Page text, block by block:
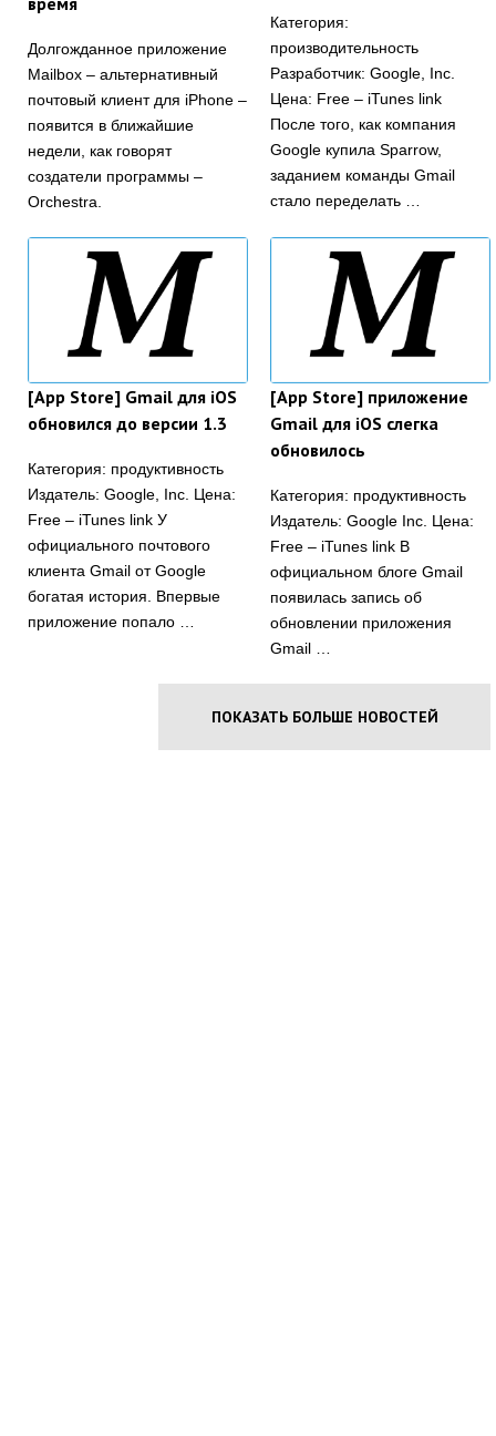
Долгожданное приложение
Mailbox – альтернативный
почтовый клиент для iPhone –
появится в ближайшие
недели, как говорят
создатели программы –
Orchestra.
Категория:
производительность
Разработчик: Google, Inc.
Цена: Free – iTunes link
После того, как компания
Google купила Sparrow,
заданием команды Gmail
стало переделать …
[App Store] Gmail для iOS
обновился до версии 1.3
Категория: продуктивность
Издатель: Google, Inc. Цена:
Free – iTunes link У
официального почтового
клиента Gmail от Google
богатая история. Впервые
приложение попало …
[App Store] приложение
Gmail для iOS слегка
обновилось
Категория: продуктивность
Издатель: Google Inc. Цена:
Free – iTunes link В
официальном блоге Gmail
появилась запись об
обновлении приложения
Gmail …
ПОКАЗАТЬ БОЛЬШЕ НОВОСТЕЙ